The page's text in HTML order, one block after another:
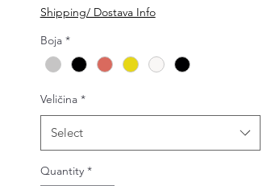
Shipping/ Dostava Info
Boja *
Veličina *
Select
Quantity *